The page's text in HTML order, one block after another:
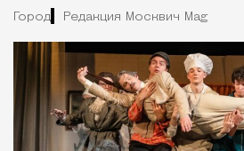
Город Редакция Москвич Mag